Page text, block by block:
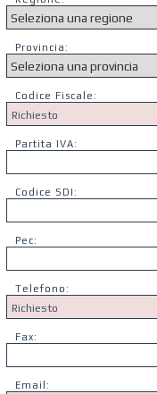
Provincia:
Codice Fiscale:
Partita IVA:
Codice SDI:
Pec:
Telefono:
Fax:
Email: